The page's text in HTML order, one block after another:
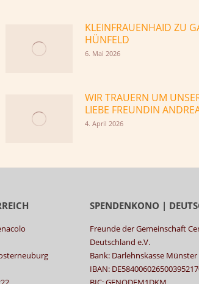
KLEINFRAUENHAID ZU
HÜNFELD
6. Mai 2026
WIR TRAUERN UM
LIEBE FREUNDIN
4. April 2026
SPENDENKONO |
Freunde der Gemeinschaft
Deutschland e.V.
Bank: Darlehnskasse Münster
IBAN: